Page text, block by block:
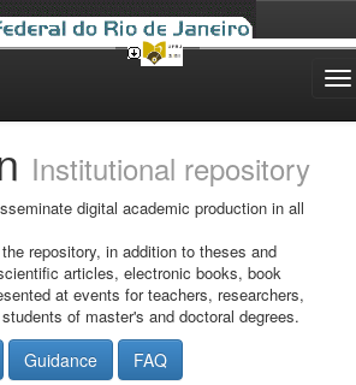
Institutional repository
digital academic production in all
repository, in addition to theses and
articles, electronic books, book
at events for teachers, researchers,
of master's and doctoral degrees.
Guidance FAQ